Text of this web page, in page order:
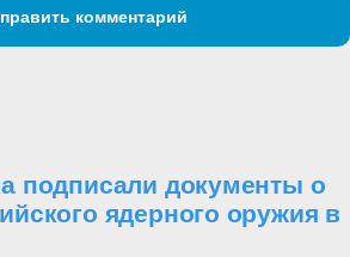
комментарий
подписали документы о
ядерного оружия в